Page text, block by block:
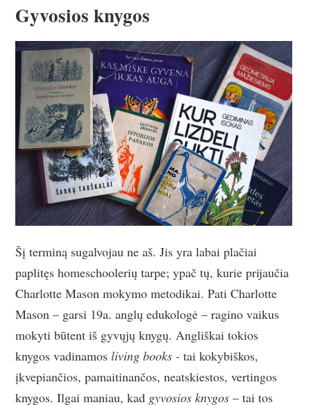
Gyvosios knygos
Šį terminą sugalvojau ne aš. Jis yra labai plačiai
paplitęs homeschoolerių tarpe; ypač tų, kurie prijaučia
Charlotte Mason mokymo metodikai. Pati Charlotte
Mason – garsi 19a. anglų edukologė – ragino vaikus
mokyti būtent iš gyvųjų knygų. Angliškai tokios
knygos vadinamosliving books -tai kokybiškos,
įkvepiančios, pamaitinančos, neatskiestos, vertingos
knygos. Ilgai maniau, kad gyvosios knygos – tai tos